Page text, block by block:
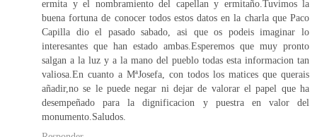
ermita y el nombramiento del capellan y ermitaño.Tuvimos la
buena fortuna de conocer todos estos datos en la charla que Paco
Capilla dio el pasado sabado, asi que os podeis imaginar lo
interesantes que han estado ambas.Esperemos que muy pronto
salgan a la luz y a la mano del pueblo todas esta informacion tan
valiosa.En cuanto a MªJosefa, con todos los matices que querais
añadir,no se le puede negar ni dejar de valorar el papel que ha
desempeñado para la dignificacion y puestra en valor del
monumento.Saludos.